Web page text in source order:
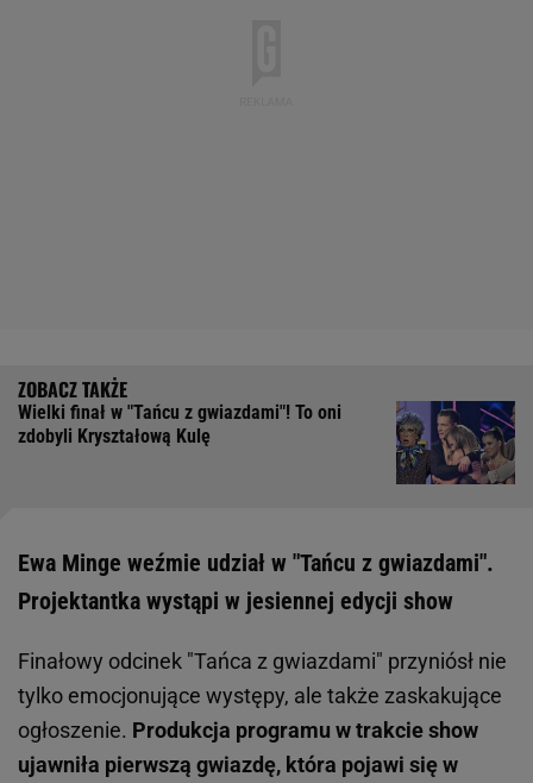
Wielki finał w "Tańcu z gwiazdami"! To oni
zdobyli Kryształową Kulę
Ewa Minge weźmie udział w "Tańcu z gwiazdami".
Projektantka wystąpi w jesiennej edycji show
Finałowy odcinek "Tańca z gwiazdami" przyniósł nie
tylko emocjonujące występy, ale także zaskakujące
ogłoszenie. Produkcja programu w trakcie show
ujawniła pierwszą gwiazdę, która pojawi się w